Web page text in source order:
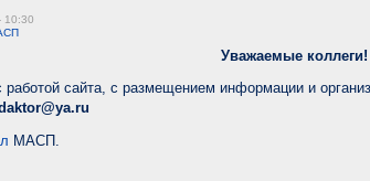
10:30
Уважаемые коллеги!
сайта, с размещением информации и
МАСП.